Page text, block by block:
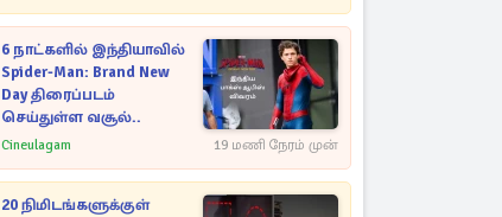
6 நாட்களில் இந்தியாவில்
Spider-Man: Brand New
Day திரைப்படம்
செய்துள்ள வசூல்..
Cineulagam 19 மணி நேரம் முன்
20 நிமிடங்களுக்குள்